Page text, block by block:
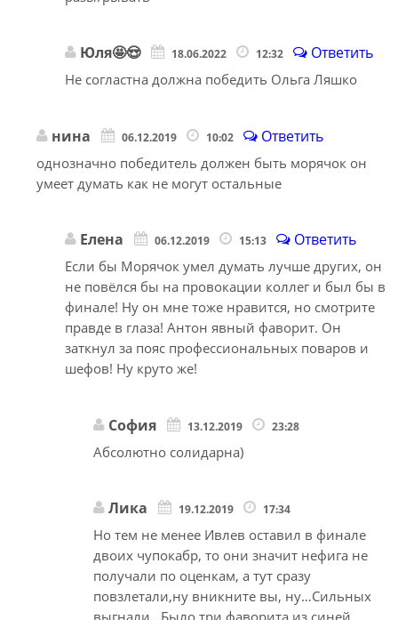
Юля🤩😍 18.06.2022 12:32 Ответить
Не согластна должна победить Ольга Ляшко
нина 06.12.2019 10:02 Ответить
однозначно победитель должен быть морячок он
умеет думать как не могут остальные
Елена 06.12.2019 15:13 Ответить
Если бы Морячок умел думать лучше других, он
не повёлся бы на провокации коллег и был бы в
финале! Ну он мне тоже нравится, но смотрите
правде в глаза! Антон явный фаворит. Он
заткнул за пояс профессиональных поваров и
шефов! Ну круто же!
София 13.12.2019 23:28
Абсолютно солидарна)
Лика 19.12.2019 17:34
Но тем не менее Ивлев оставил в финале
двоих чупокабр, то они значит нефига не
получали по оценкам, а тут сразу
повзлетали,ну вникните вы, ну…Сильных